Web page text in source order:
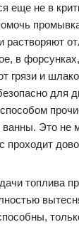
еще не в
растворяют
в
грязи и
для
Это не
проходит
топлива